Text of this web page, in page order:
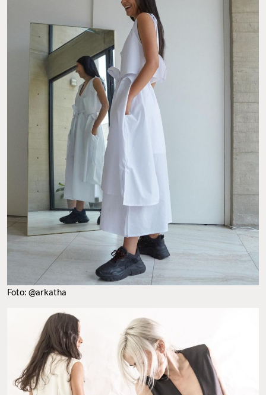
Foto: @arkatha